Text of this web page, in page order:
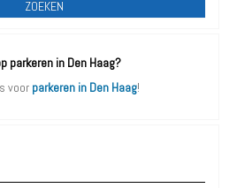
ZOEKEN
parkeren in Den Haag?
voor parkeren in Den Haag!